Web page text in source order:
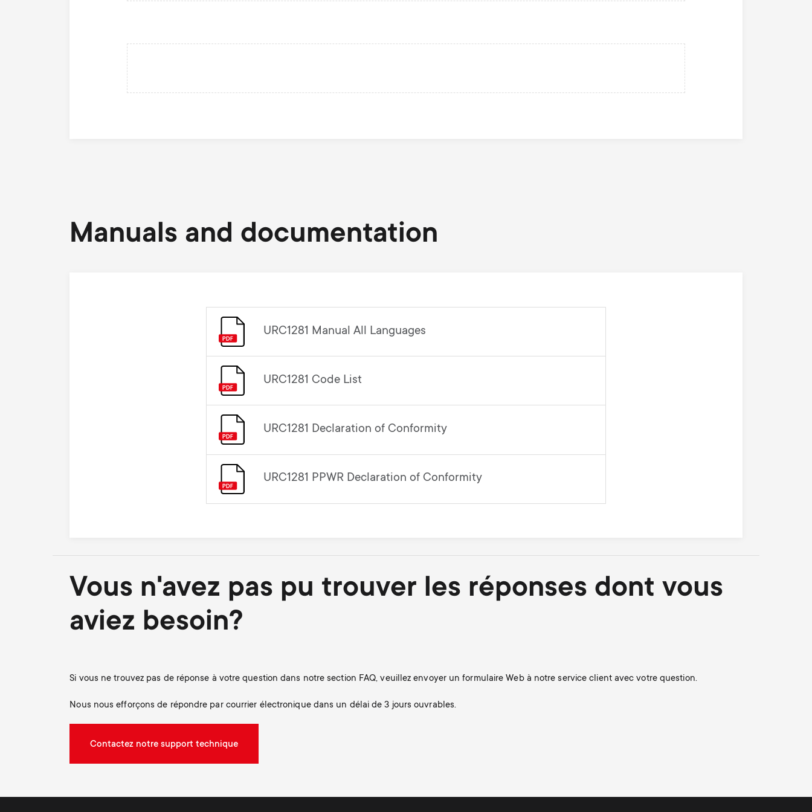
Manuals and documentation
URC1281 Manual All Languages
URC1281 Code List
URC1281 Declaration of Conformity
URC1281 PPWR Declaration of Conformity
Vous n'avez pas pu trouver les réponses dont vous
aviez besoin?
Si vous ne trouvez pas de réponse à votre question dans notre section FAQ, veuillez envoyer un formulaire Web à notre service client avec votre question.
Nous nous efforçons de répondre par courrier électronique dans un délai de 3 jours ouvrables.
Contactez notre support technique